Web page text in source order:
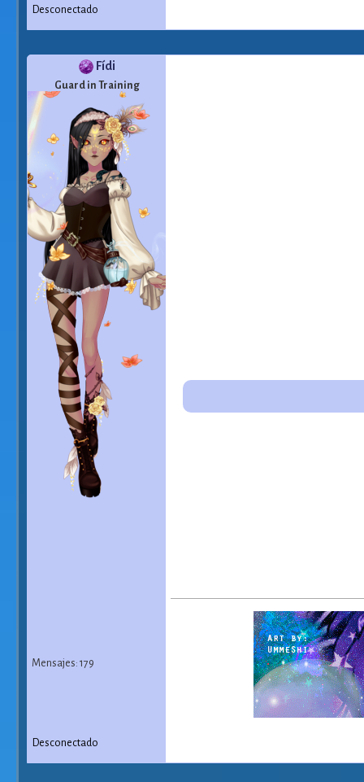
Desconectado
Fídi
Guard in Training
Mensajes: 179
Desconectado